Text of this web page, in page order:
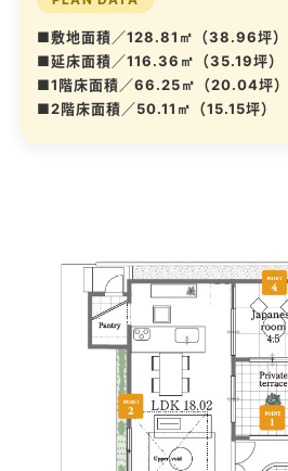
■敷地面積／128.81㎡（38.96坪）
■延床面積／116.36㎡（35.19坪）
■1階床面積／66.25㎡（20.04坪）
■2階床面積／50.11㎡（15.15坪）